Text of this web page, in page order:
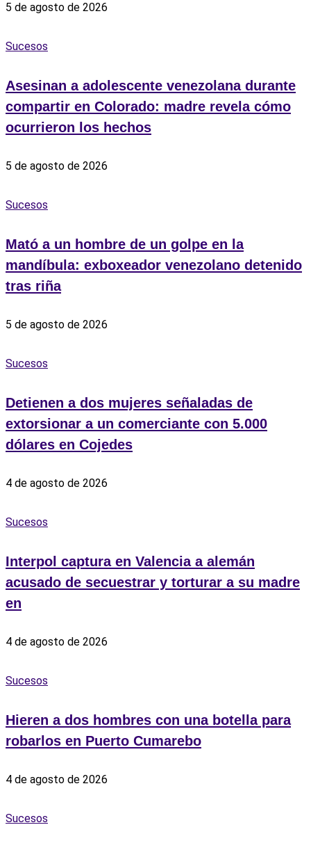
5 de agosto de 2026
Sucesos
Asesinan a adolescente venezolana durante
compartir en Colorado: madre revela cómo
ocurrieron los hechos
5 de agosto de 2026
Sucesos
Mató a un hombre de un golpe en la
mandíbula: exboxeador venezolano detenido
tras riña
5 de agosto de 2026
Sucesos
Detienen a dos mujeres señaladas de
extorsionar a un comerciante con 5.000
dólares en Cojedes
4 de agosto de 2026
Sucesos
Interpol captura en Valencia a alemán
acusado de secuestrar y torturar a su madre
en
4 de agosto de 2026
Sucesos
Hieren a dos hombres con una botella para
robarlos en Puerto Cumarebo
4 de agosto de 2026
Sucesos